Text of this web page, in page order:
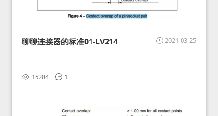
2021-03-25
聊聊连接器的标准01-LV214
16284 1